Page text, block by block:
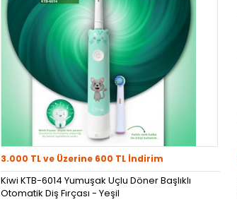
3.000 TL ve Üzerine 600 TL İndirim
Kiwi KTB-6014 Yumuşak Uçlu Döner Başlıklı
Otomatik Diş Fırçası - Yeşil